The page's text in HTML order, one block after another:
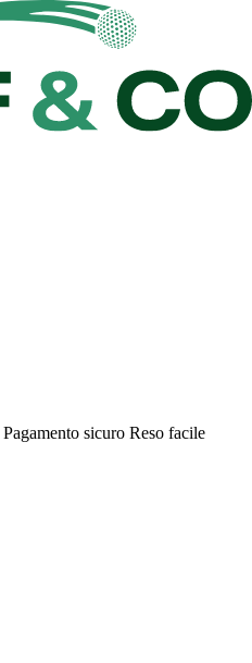
Pagamento sicuro Reso facile